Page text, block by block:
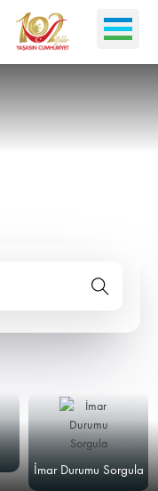
İmar Durumu Sorgula